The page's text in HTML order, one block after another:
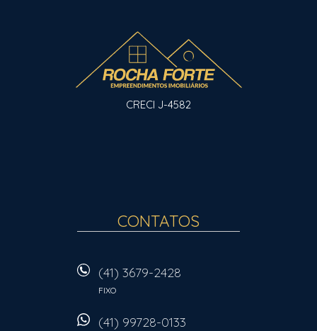
CRECI J-4582
CONTATOS
(41) 3679-2428
FIXO
(41) 99728-0133